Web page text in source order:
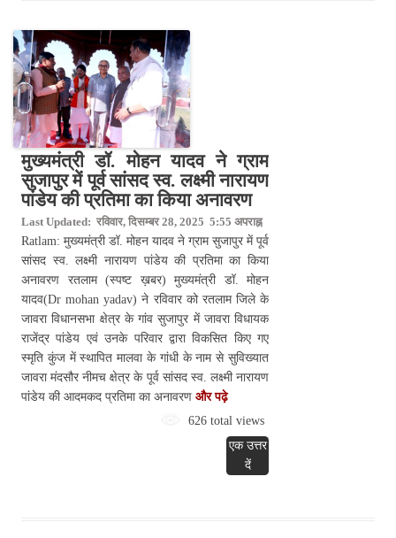
मुख्यमंत्री डॉ. मोहन यादव ने ग्राम
सुजापुर में पूर्व सांसद स्व. लक्ष्मी नारायण
पांडेय की प्रतिमा का किया अनावरण
Last Updated: रविवार, दिसम्बर 28, 2025 5:55 अपराह्न
Ratlam: मुख्यमंत्री डॉ. मोहन यादव ने ग्राम सुजापुर में पूर्व
सांसद स्व. लक्ष्मी नारायण पांडेय की प्रतिमा का किया
अनावरण रतलाम (स्पष्ट ख़बर) मुख्यमंत्री डॉ. मोहन
यादव(Dr mohan yadav) ने रविवार को रतलाम जिले के
जावरा विधानसभा क्षेत्र के गांव सुजापुर में जावरा विधायक
राजेंद्र पांडेय एवं उनके परिवार द्वारा विकसित किए गए
स्मृति कुंज में स्थापित मालवा के गांधी के नाम से सुविख्यात
जावरा मंदसौर नीमच क्षेत्र के पूर्व सांसद स्व. लक्ष्मी नारायण
पांडेय की आदमकद प्रतिमा का अनावरण और पढ़े
626 total views
एक उत्तर
दें